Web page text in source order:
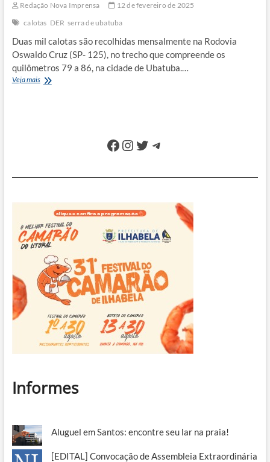
Redação Nova Imprensa
12 de fevereiro de 2025
calotas DER serra de ubatuba
Duas mil calotas são recolhidas mensalmente na Rodovia
Oswaldo Cruz (SP- 125), no trecho que compreende os
quilômetros 79 a 86, na cidade de Ubatuba.…
Veja maisUbatuba:
Oswaldo
Facebook
Instagram
Twitter
Telegram
Informes
Aluguel em Santos: encontre seu lar na praia!
[EDITAL] Convocação de Assembleia Extraordinária